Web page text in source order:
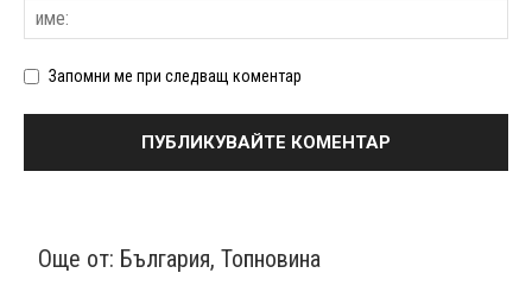
Запомни ме при следващ коментар
Още от: България, Топновина